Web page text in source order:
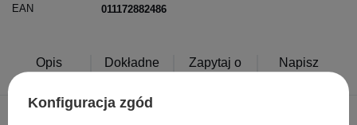
EAN
011172882486
Opis
Dokładne
Zapytaj o
Napisz
Konfiguracja zgód